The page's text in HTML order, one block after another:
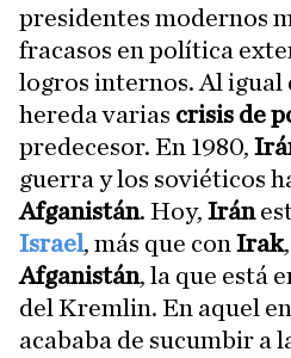
presidentes modernos
fracasos en política
logros internos. Al igual
hereda varias crisis de
predecesor. En 1980,
guerra y los soviéticos
Afganistán. Hoy, Irán
Israel, más que con Irak
Afganistán, la que está
del Kremlin. En aquel
acababa de sucumbir a